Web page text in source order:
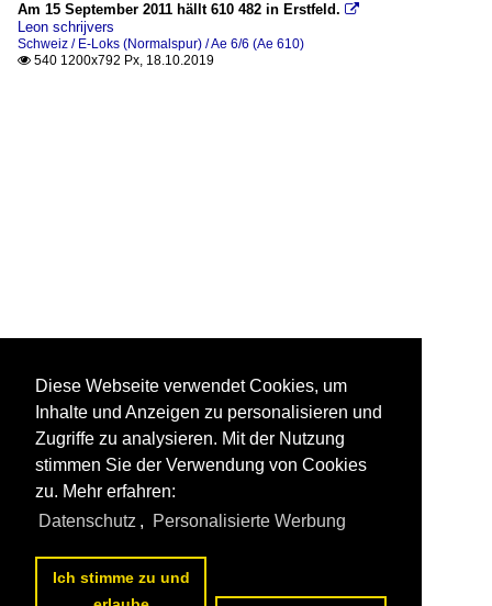
Am 15 September 2011 hällt 610 482 in Erstfeld. 
Leon schrijvers
Schweiz / E-Loks (Normalspur) / Ae 6/6 (Ae 610)
 540 1200x792 Px, 18.10.2019
Diese Webseite verwendet Cookies, um
Inhalte und Anzeigen zu personalisieren und
Zugriffe zu analysieren. Mit der Nutzung
stimmen Sie der Verwendung von Cookies
zu. Mehr erfahren:
Datenschutz , Personalisierte Werbung
Ich stimme zu und